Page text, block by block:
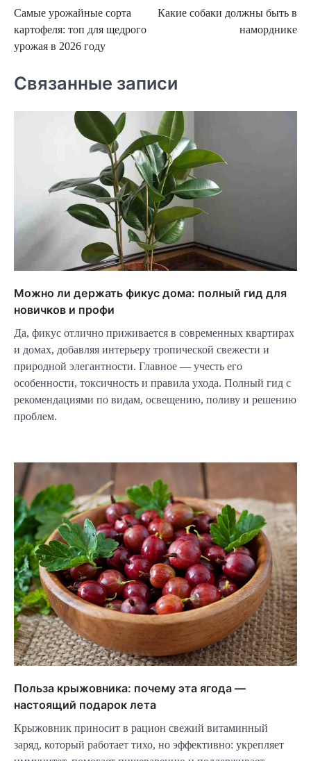
по
записям
Самые урожайные сорта
картофеля: топ для щедрого
урожая в 2026 году
Какие собаки должны быть в
наморднике
Связанные записи
Можно ли держать фикус дома: полный гид для
новичков и профи
Да, фикус отлично приживается в современных квартирах
и домах, добавляя интерьеру тропической свежести и
природной элегантности. Главное — учесть его
особенности, токсичность и правила ухода. Полный гид с
рекомендациями по видам, освещению, поливу и решению
проблем.
Польза крыжовника: почему эта ягода —
настоящий подарок лета
Крыжовник приносит в рацион свежий витаминный
заряд, который работает тихо, но эффективно: укрепляет